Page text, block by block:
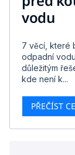
vodu
7 věcí, které
odpadní
důležitým
kde není k...
PŘEČÍST